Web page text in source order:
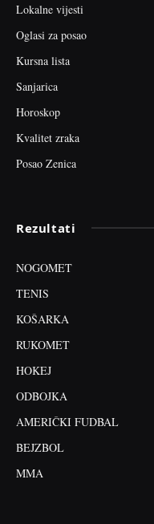
Lokalne vijesti
Oglasi za posao
Kursna lista
Sanjarica
Horoskop
Kvalitet zraka
Posao Zenica
Rezultati
NOGOMET
TENIS
KOŠARKA
RUKOMET
HOKEJ
ODBOJKA
AMERIČKI FUDBAL
BEJZBOL
MMA